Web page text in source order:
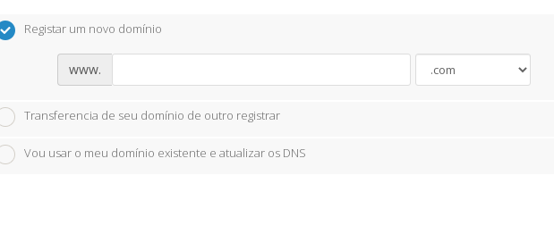
Registar um novo domínio
www.
Transferencia de seu domínio de outro registrar
Vou usar o meu domínio existente e atualizar os DNS